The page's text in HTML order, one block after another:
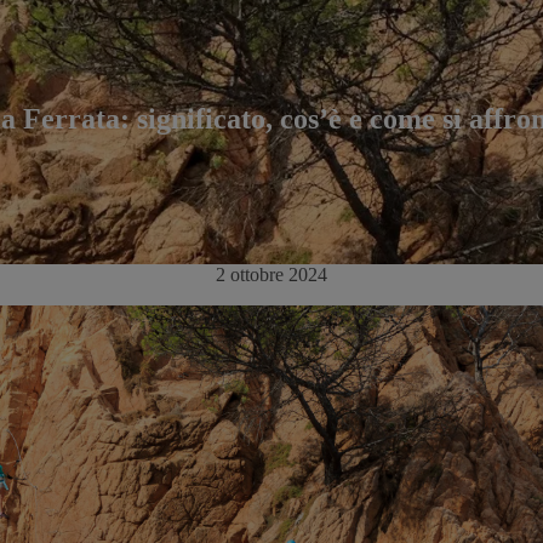
Ferrata: significato, cos’è e come si
2 ottobre 2024